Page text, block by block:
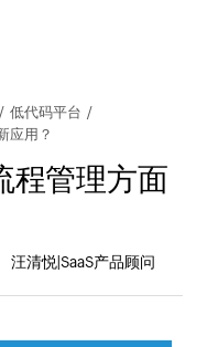
/ 低代码平台 /
应用？
程管理方面
汪清悦|SaaS产品顾问